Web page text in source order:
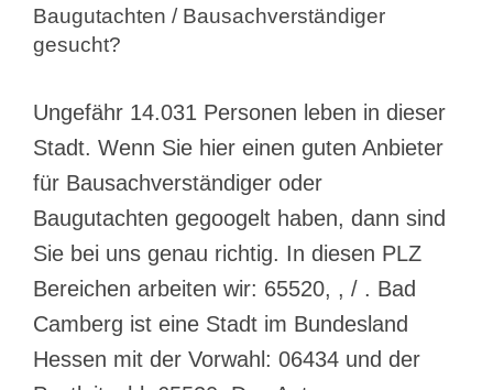
Baugutachten / Bausachverständiger
gesucht?
Ungefähr 14.031 Personen leben in dieser
Stadt. Wenn Sie hier einen guten Anbieter
für Bausachverständiger oder
Baugutachten gegoogelt haben, dann sind
Sie bei uns genau richtig. In diesen PLZ
Bereichen arbeiten wir: 65520, , / . Bad
Camberg ist eine Stadt im Bundesland
Hessen mit der Vorwahl: 06434 und der